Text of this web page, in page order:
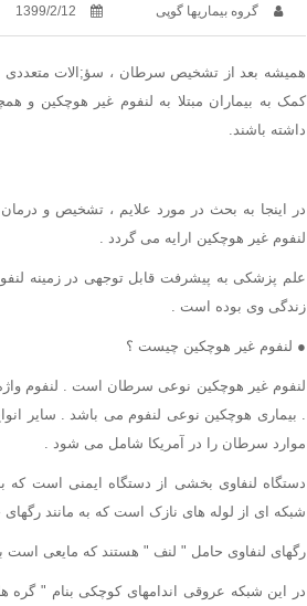
گروه بیماریها گوپی 1399/2/12
همیشه بعد از تشخیص سرطان ، سؤ;الات
کمک به بیماران مبتلا به لنفوم غیر هوچکین و
داشته باشند.
در اینجا به بحث در مورد علایم ، تشخیص و
لنفوم غیر هوچکین ارایه می گردد .
علم پزشکی به پیشرفت قابل توجهی در زمینه
زندگی وی بوده است .
● لنفوم غیر هوچکین چیست ؟
لنفوم غیر هوچکین نوعی سرطان است . لنفوم
موارد سرطان را در آمریکا شامل می شود .
دستگاه لنفاوی بخشی از دستگاه ایمنی است که
شبکه ای از لوله های نازک است که به مانند
رگهای لنفاوی حامل " لنف " هستند که مایعی است
در این شبکه عروقی اندامهای کوچکی بنام "